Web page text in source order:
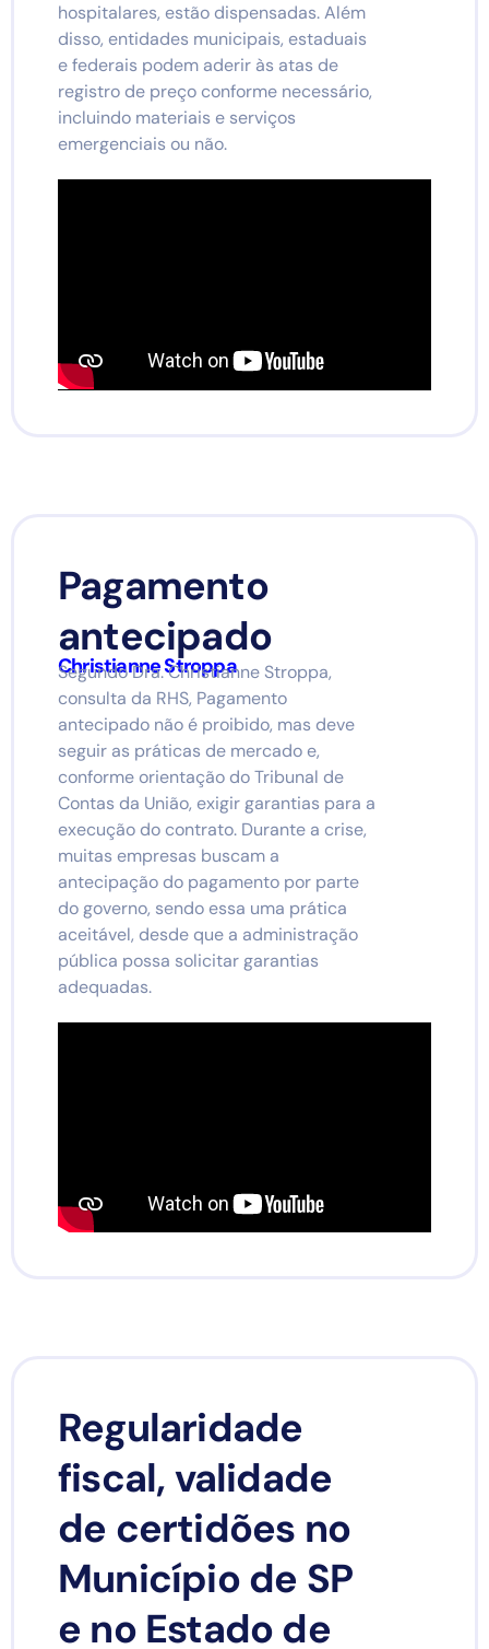
hospitalares, estão dispensadas. Além
disso, entidades municipais, estaduais
e federais podem aderir às atas de
registro de preço conforme necessário,
incluindo materiais e serviços
emergenciais ou não.
Pagamento
antecipado
Christianne Stroppa
Segundo Dra. Christianne Stroppa,
consulta da RHS, Pagamento
antecipado não é proibido, mas deve
seguir as práticas de mercado e,
conforme orientação do Tribunal de
Contas da União, exigir garantias para a
execução do contrato. Durante a crise,
muitas empresas buscam a
antecipação do pagamento por parte
do governo, sendo essa uma prática
aceitável, desde que a administração
pública possa solicitar garantias
adequadas.
Regularidade
fiscal, validade
de certidões no
Município de SP
e no Estado de